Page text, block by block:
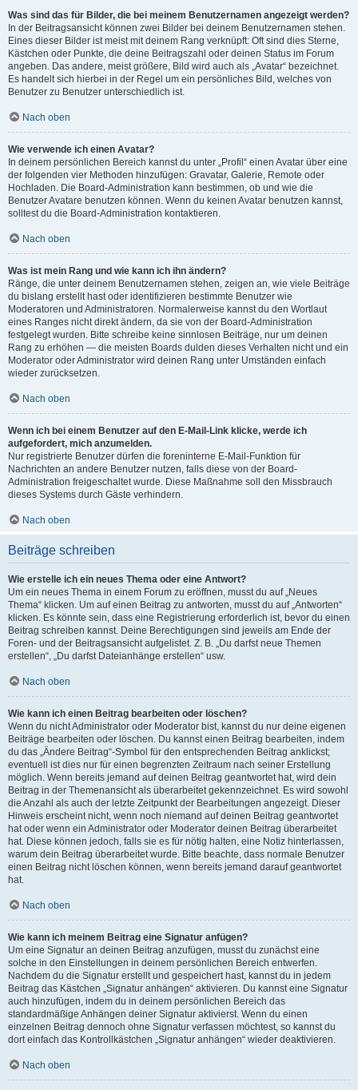
Was sind das für Bilder, die bei meinem Benutzernamen angezeigt werden?
In der Beitragsansicht können zwei Bilder bei deinem Benutzernamen stehen.
Eines dieser Bilder ist meist mit deinem Rang verknüpft: Oft sind dies Sterne,
Kästchen oder Punkte, die deine Beitragszahl oder deinen Status im Forum
angeben. Das andere, meist größere, Bild wird auch als „Avatar“ bezeichnet.
Es handelt sich hierbei in der Regel um ein persönliches Bild, welches von
Benutzer zu Benutzer unterschiedlich ist.
Nach oben
Wie verwende ich einen Avatar?
In deinem persönlichen Bereich kannst du unter „Profil“ einen Avatar über eine
der folgenden vier Methoden hinzufügen: Gravatar, Galerie, Remote oder
Hochladen. Die Board-Administration kann bestimmen, ob und wie die
Benutzer Avatare benutzen können. Wenn du keinen Avatar benutzen kannst,
solltest du die Board-Administration kontaktieren.
Nach oben
Was ist mein Rang und wie kann ich ihn ändern?
Ränge, die unter deinem Benutzernamen stehen, zeigen an, wie viele Beiträge
du bislang erstellt hast oder identifizieren bestimmte Benutzer wie
Moderatoren und Administratoren. Normalerweise kannst du den Wortlaut
eines Ranges nicht direkt ändern, da sie von der Board-Administration
festgelegt wurden. Bitte schreibe keine sinnlosen Beiträge, nur um deinen
Rang zu erhöhen — die meisten Boards dulden dieses Verhalten nicht und ein
Moderator oder Administrator wird deinen Rang unter Umständen einfach
wieder zurücksetzen.
Nach oben
Wenn ich bei einem Benutzer auf den E-Mail-Link klicke, werde ich
aufgefordert, mich anzumelden.
Nur registrierte Benutzer dürfen die foreninterne E-Mail-Funktion für
Nachrichten an andere Benutzer nutzen, falls diese von der Board-
Administration freigeschaltet wurde. Diese Maßnahme soll den Missbrauch
dieses Systems durch Gäste verhindern.
Nach oben
Beiträge schreiben
Wie erstelle ich ein neues Thema oder eine Antwort?
Um ein neues Thema in einem Forum zu eröffnen, musst du auf „Neues
Thema“ klicken. Um auf einen Beitrag zu antworten, musst du auf „Antworten“
klicken. Es könnte sein, dass eine Registrierung erforderlich ist, bevor du einen
Beitrag schreiben kannst. Deine Berechtigungen sind jeweils am Ende der
Foren- und der Beitragsansicht aufgelistet. Z. B. „Du darfst neue Themen
erstellen“, „Du darfst Dateianhänge erstellen“ usw.
Nach oben
Wie kann ich einen Beitrag bearbeiten oder löschen?
Wenn du nicht Administrator oder Moderator bist, kannst du nur deine eigenen
Beiträge bearbeiten oder löschen. Du kannst einen Beitrag bearbeiten, indem
du das „Ändere Beitrag“-Symbol für den entsprechenden Beitrag anklickst;
eventuell ist dies nur für einen begrenzten Zeitraum nach seiner Erstellung
möglich. Wenn bereits jemand auf deinen Beitrag geantwortet hat, wird dein
Beitrag in der Themenansicht als überarbeitet gekennzeichnet. Es wird sowohl
die Anzahl als auch der letzte Zeitpunkt der Bearbeitungen angezeigt. Dieser
Hinweis erscheint nicht, wenn noch niemand auf deinen Beitrag geantwortet
hat oder wenn ein Administrator oder Moderator deinen Beitrag überarbeitet
hat. Diese können jedoch, falls sie es für nötig halten, eine Notiz hinterlassen,
warum dein Beitrag überarbeitet wurde. Bitte beachte, dass normale Benutzer
einen Beitrag nicht löschen können, wenn bereits jemand darauf geantwortet
hat.
Nach oben
Wie kann ich meinem Beitrag eine Signatur anfügen?
Um eine Signatur an deinen Beitrag anzufügen, musst du zunächst eine
solche in den Einstellungen in deinem persönlichen Bereich entwerfen.
Nachdem du die Signatur erstellt und gespeichert hast, kannst du in jedem
Beitrag das Kästchen „Signatur anhängen“ aktivieren. Du kannst eine Signatur
auch hinzufügen, indem du in deinem persönlichen Bereich das
standardmäßige Anhängen deiner Signatur aktivierst. Wenn du einen
einzelnen Beitrag dennoch ohne Signatur verfassen möchtest, so kannst du
dort einfach das Kontrollkästchen „Signatur anhängen“ wieder deaktivieren.
Nach oben